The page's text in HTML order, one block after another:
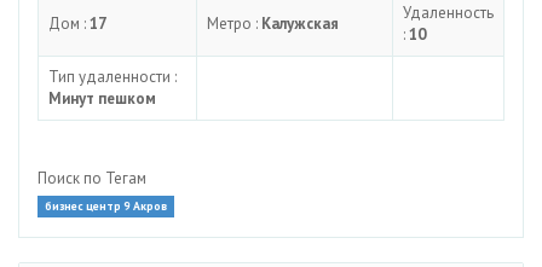
Дом :17 Метро : Калужская
Удаленность
:10
Тип удаленности :
Минут пешком
Поиск по Тегам
бизнес центр 9 Акров